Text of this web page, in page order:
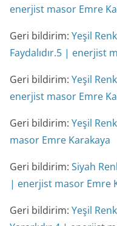
enerjist masor Emre
Geri bildirim: Yeşil
Faydalıdır.5 | enerjist
Geri bildirim: Yeşil
enerjist masor Emre
Geri bildirim: Yeşil
masor Emre Karakaya
Geri bildirim: Siyah
| enerjist masor Emre
Geri bildirim: Yeşil